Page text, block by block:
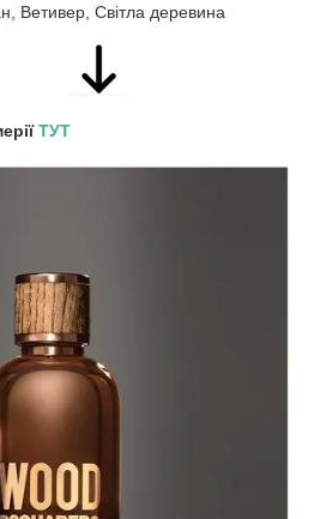
Ветивер, Світла деревина
ТУТ